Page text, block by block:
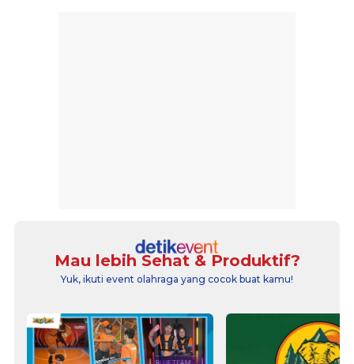
Mau lebih Sehat & Produktif?
Yuk, ikuti event olahraga yang cocok buat kamu!